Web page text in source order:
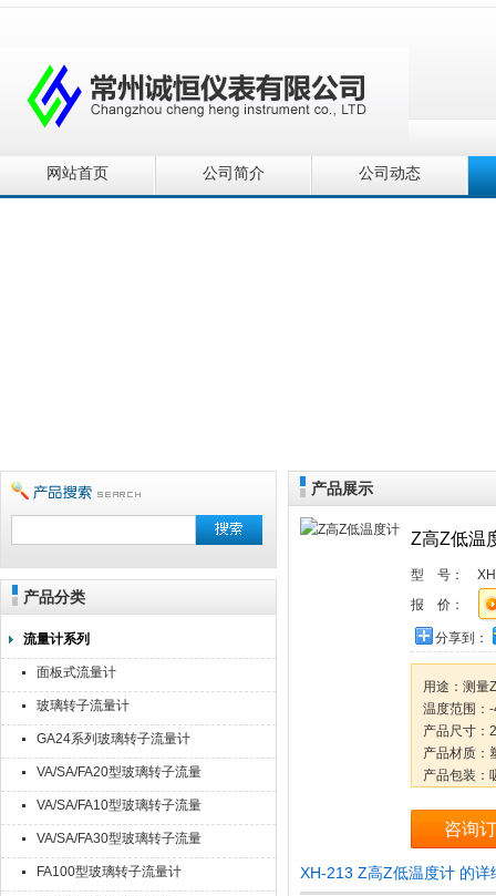
网站首页 公司简介 公司动态
产品分类
流量计系列
面板式流量计
玻璃转子流量计
GA24系列玻璃转子流量计
VA/SA/FA20型玻璃转子流量
计
VA/SA/FA10型玻璃转子流量
计
VA/SA/FA30型玻璃转子流量
计
FA100型玻璃转子流量计
产品展示
Z高Z低温
型 号：
报 价：
分享到：
用途：测量
温度范围
产品尺寸：
产品材质：
产品包装：
毛净重：
外箱尺寸
咨询
XH-213 Z高Z低温度计 的详